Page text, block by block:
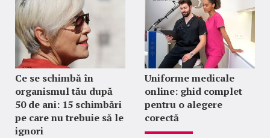
Ce se schimbă în
organismul tău după
50 de ani: 15 schimbări
pe care nu trebuie să le
ignori
Uniforme medicale
online: ghid complet
pentru o alegere
corectă